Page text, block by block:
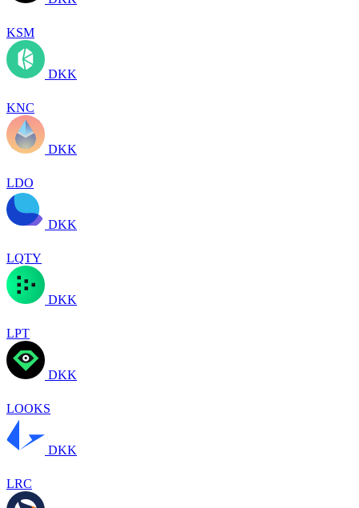
KSM
DKK
KNC
DKK
LDO
DKK
LQTY
DKK
LPT
DKK
LOOKS
DKK
LRC